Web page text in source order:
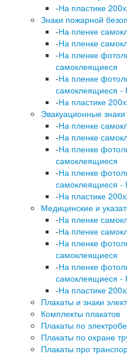
-На пластике
Знаки пожарной
-На пленке
-На пленке
-На пленке
самоклеящиеся
-На пленке
самоклеящиеся
-На пластике
Эвакуационные знаки
-На пленке
-На пленке
-На пленке
самоклеящиеся
-На пленке
самоклеящиеся
-На пластике
Медицинские и
-На пленке
-На пленке
-На пленке
самоклеящиеся
-На пленке
самоклеящиеся
-На пластике
Плакаты и знаки
Комплекты плакатов
Плакаты по
Плакаты по охране
Плакаты про